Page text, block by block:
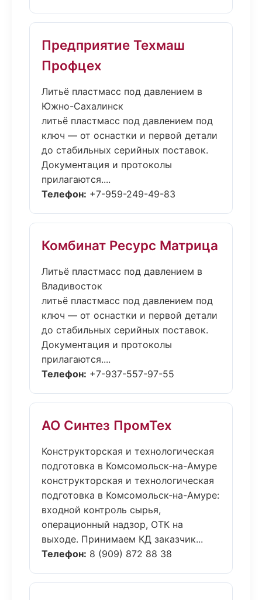
Предприятие Техмаш
Профцех
Литьё пластмасс под давлением в
Южно-Сахалинск
литьё пластмасс под давлением под
ключ — от оснастки и первой детали
до стабильных серийных поставок.
Документация и протоколы
прилагаются....
Телефон: +7-959-249-49-83
Комбинат Ресурс Матрица
Литьё пластмасс под давлением в
Владивосток
литьё пластмасс под давлением под
ключ — от оснастки и первой детали
до стабильных серийных поставок.
Документация и протоколы
прилагаются....
Телефон: +7-937-557-97-55
АО Синтез ПромТех
Конструкторская и технологическая
подготовка в Комсомольск-на-Амуре
конструкторская и технологическая
подготовка в Комсомольск-на-Амуре:
входной контроль сырья,
операционный надзор, ОТК на
выходе. Принимаем КД заказчик...
Телефон: 8 (909) 872 88 38